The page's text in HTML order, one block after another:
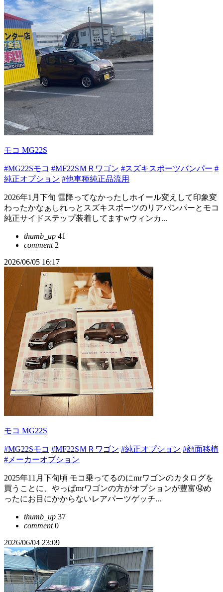
モコ MG22S
#MG22Sモコ #MF22SＭＲワゴン #スズキスポーツバンパー #
純正オプション #他車種純正品流用
2026年1月下旬 雪降ってなかったしホイール変えして印象変
わったかなぁしれっとスズキスポーツのリアバンパーとモコ
純正サイドステップ装着してますwウィンカ...
thumb_up 41
comment2
2026/06/05 16:17
モコ MG22S
#MG22Sモコ #MF22SＭＲワゴン #純正オプション #顔面移植
#メーカーオプション
2025年11月下旬頃 モコ乗ってるのにmrワゴンのカタログを
買うことに、やっぱmrワゴンの方がオプションが豊富🤤め
ったにお目にかからないレアパーツゲッチ...
thumb_up 37
comment0
2026/06/04 23:09